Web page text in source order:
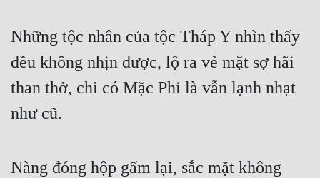
Những tộc nhân của tộc Tháp Y nhìn thấy
đều không nhịn được, lộ ra vẻ mặt sợ hãi
than thở, chỉ có Mặc Phi là vẫn lạnh nhạt
như cũ.
Nàng đóng hộp gấm lại, sắc mặt không